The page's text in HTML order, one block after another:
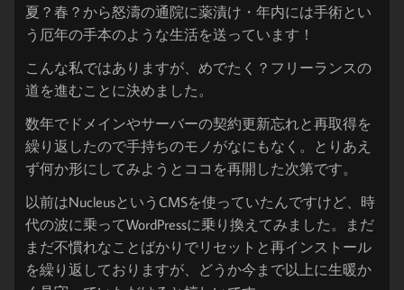
夏？春？から怒濤の通院に薬漬け・年内には手術とい
う厄年の手本のような生活を送っています！
こんな私ではありますが、めでたく？フリーランスの
道を進むことに決めました。
数年でドメインやサーバーの契約更新忘れと再取得を
繰り返したので手持ちのモノがなにもなく。とりあえ
ず何か形にしてみようとココを再開した次第です。
以前はNucleusというCMSを使っていたんですけど、時
代の波に乗ってWordPressに乗り換えてみました。まだ
まだ不慣れなことばかりでリセットと再インストール
を繰り返しておりますが、どうか今まで以上に生暖か